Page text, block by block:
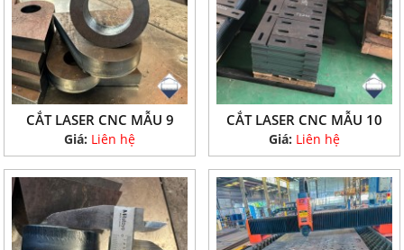
CẮT LASER CNC MẪU 9
Giá: Liên hệ
CẮT LASER CNC MẪU 10
Giá: Liên hệ